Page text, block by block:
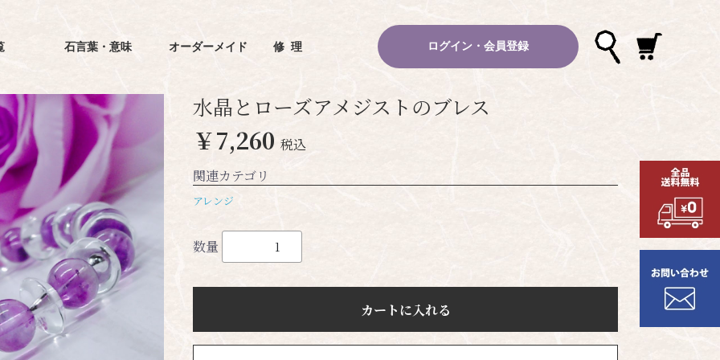
石言葉・意味 オーダーメイド 修理 ログイン・会員登録
水晶とローズアメジストのブレス
￥7,260 税込
関連カテゴリ
アレンジ
数量
カートに入れる